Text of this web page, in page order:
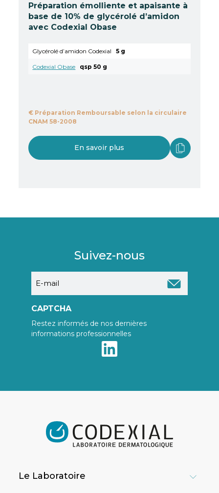
Préparation émolliente et apaisante à
base de 10% de glycérolé d’amidon
avec Codexial Obase
Glycérolé d’amidon Codexial 5 g
Codexial Obase qsp 50 g
€ Préparation Remboursable selon la circulaire
CNAM 58-2008
En savoir plus
Suivez-nous
mail
CAPTCHA
Restez informés de nos dernières
informations professionnelles
Le Laboratoire